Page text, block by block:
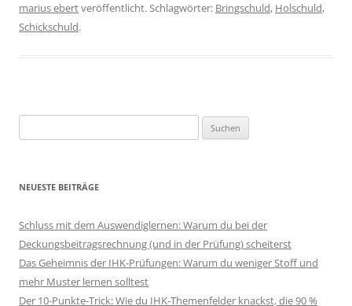
marius ebertveröffentlicht. Schlagwörter: Bringschuld, Holschuld,
Schickschuld.
nach:
NEUESTE BEITRÄGE
Schluss mit dem Auswendiglernen: Warum du bei der
Deckungsbeitragsrechnung (und in der Prüfung) scheiterst
Das Geheimnis der IHK-Prüfungen: Warum du weniger Stoff und
mehr Muster lernen solltest
Der 10-Punkte-Trick: Wie du IHK-Themenfelder knackst, die 90 %